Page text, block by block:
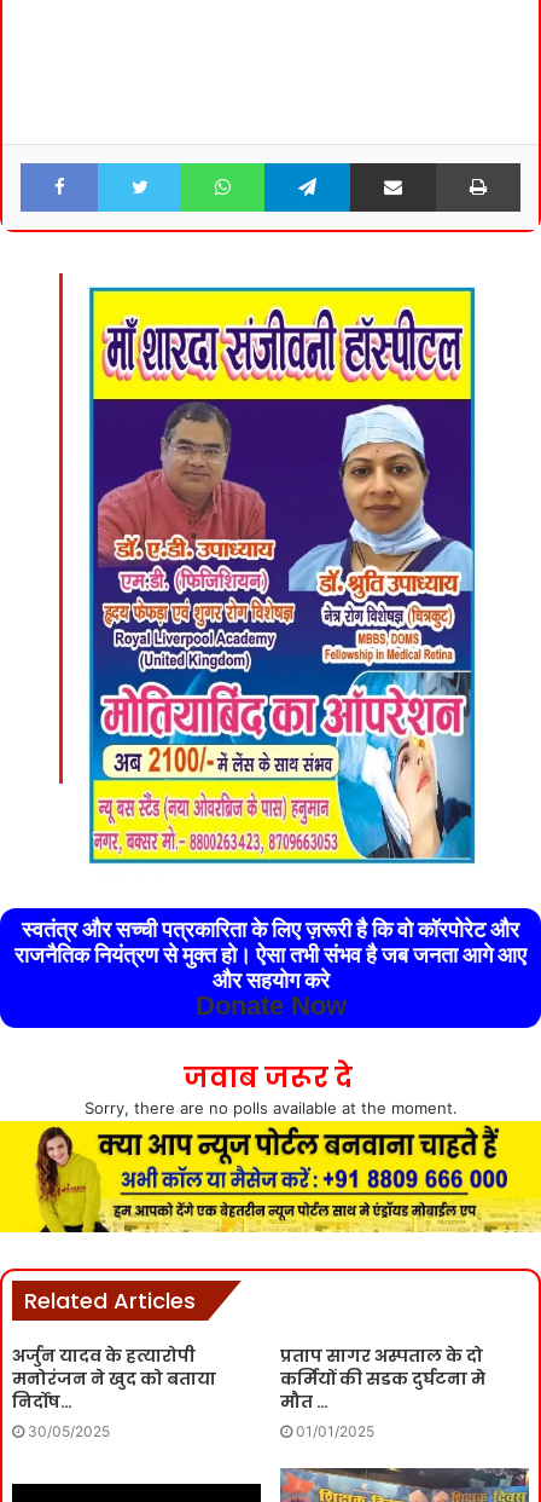
Facebook Twitter WhatsApp Telegram Share via Email
स्वतंत्र और सच्ची पत्रकारिता के लिए ज़रूरी है कि वो कॉरपोरेट और
राजनैतिक नियंत्रण से मुक्त हो। ऐसा तभी संभव है जब जनता आगे आए
और सहयोग करे
Donate Now
जवाब जरूर दे
Sorry, there are no polls available at the moment.
Related Articles
अर्जुन यादव के हत्यारोपी
मनोरंजन ने खुद को बताया
निर्दोष…
30/05/2025
प्रताप सागर अस्पताल के दो
कर्मियों की सडक दुर्घटना मे
मौत …
01/01/2025